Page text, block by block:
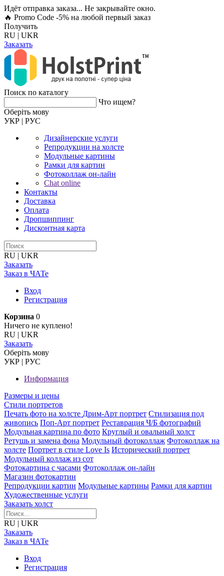
Идёт отправка заказа... Не закрывайте окно.
🔥 Promo Code -5% на любой первый заказ
Получить
RU | UKR
Заказать
Поиск по каталогу
Что ищем?
Оберiть мову
УКР | РУС
Дизайнерские услуги
Репродукции на холсте
Модульные картины
Рамки для картин
Фотоколлаж он-лайн
Chat online
Контакты
Доставка
Оплата
Дропшиппинг
Дисконтная карта
RU | UKR
Заказать
Заказ в ЧАТе
Вход
Регистрация
Корзина 0
Ничего не куплено!
RU | UKR
Заказать
Оберiть мову
УКР | РУС
Информация
Размеры и цены
Стили портретов
Печать фото на холсте Дрим-Арт портрет Стилизация под
живопись Поп-Арт портрет Реставрация Ч/Б фотографий
Модульная картина по фото Круглый и овальный холст
Ретушь и замена фона Модульный фотоколлаж Фотоколлаж на
холсте Портрет в стиле Love Is Исторический портрет
Модульный коллаж из сот
Фотокартина с часами Фотоколлаж он-лайн
Магазин фотокартин
Репродукции картин Модульные картины Рамки для картин
Художественные услуги
Заказать холст
RU | UKR
Заказать
Заказ в ЧАТе
Вход
Регистрация